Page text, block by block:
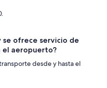
se ofrece servicio de
el aeropuerto?
desde y hasta el